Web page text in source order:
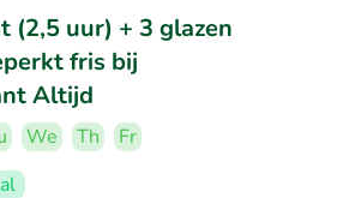
(2,5 uur) + 3 glazen
fris bij
Altijd
We Th
Fr